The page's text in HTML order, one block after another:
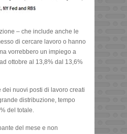
– che include anche le
di cercare lavoro o hanno
vorrebbero un impiego a
ottobre al 13,8% dal 13,6%
dei nuovi posti di lavoro creati
distribuzione, tempo
del totale.
del mese e non